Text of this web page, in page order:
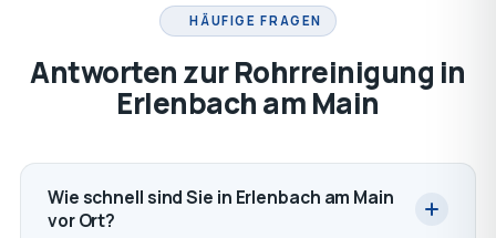
HÄUFIGE FRAGEN
Antworten zur Rohrreinigung in
Erlenbach am Main
Wie schnell sind Sie in Erlenbach am Main
vor Ort?